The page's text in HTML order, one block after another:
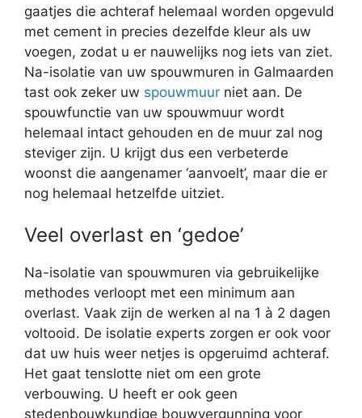
gaatjes die achteraf helemaal worden opgevuld
met cement in precies dezelfde kleur als uw
voegen, zodat u er nauwelijks nog iets van ziet.
Na-isolatie van uw spouwmuren in Galmaarden
tast ook zeker uw spouwmuur niet aan. De
spouwfunctie van uw spouwmuur wordt
helemaal intact gehouden en de muur zal nog
steviger zijn. U krijgt dus een verbeterde
woonst die aangenamer ‘aanvoelt’, maar die er
nog helemaal hetzelfde uitziet.
Veel overlast en ‘gedoe’
Na-isolatie van spouwmuren via gebruikelijke
methodes verloopt met een minimum aan
overlast. Vaak zijn de werken al na 1 à 2 dagen
voltooid. De isolatie experts zorgen er ook voor
dat uw huis weer netjes is opgeruimd achteraf.
Het gaat tenslotte niet om een grote
verbouwing. U heeft er ook geen
stedenbouwkundige bouwvergunning voor